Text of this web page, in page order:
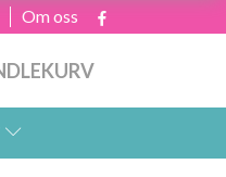
Om oss